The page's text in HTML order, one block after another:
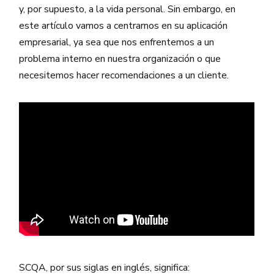
y, por supuesto, a la vida personal. Sin embargo, en
este artículo vamos a centrarnos en su aplicación
empresarial, ya sea que nos enfrentemos a un
problema interno en nuestra organización o que
necesitemos hacer recomendaciones a un cliente.
SCQA, por sus siglas en inglés, significa: